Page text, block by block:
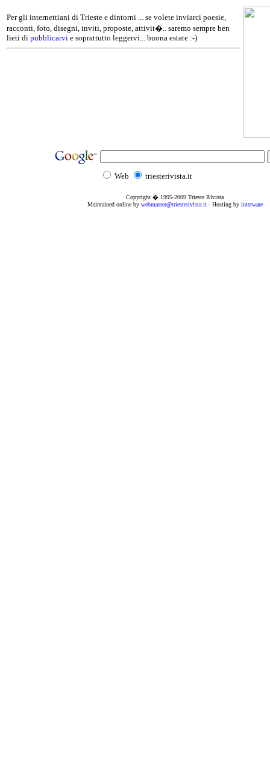
Per gli internettiani di Trieste e dintorni ... se volete inviarci poesie,
racconti, foto, disegni, inviti, proposte, attivit�.. saremo sempre ben
lieti di pubblicarvi e soprattutto leggervi... buona estate :-)
Web triesterivista.it
Copyright � 1995-2009 Trieste Rivista
Maintained online by webmaster@triesterivista.it- Hosting by interware